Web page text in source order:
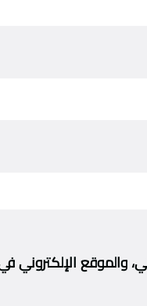
والموقع الإلكتروني